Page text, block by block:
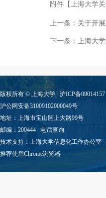
附件【上海大学
上一条： 关于开
下一条： 上海大
版权所有 ©上海大学
沪ICP备09014157
沪公网安备31009102000049号
地址：上海市宝山区上大路99号
邮编：200444 电话查询
技术支持： 上海大学信息化工作办公室
推荐使用Chrome浏览器